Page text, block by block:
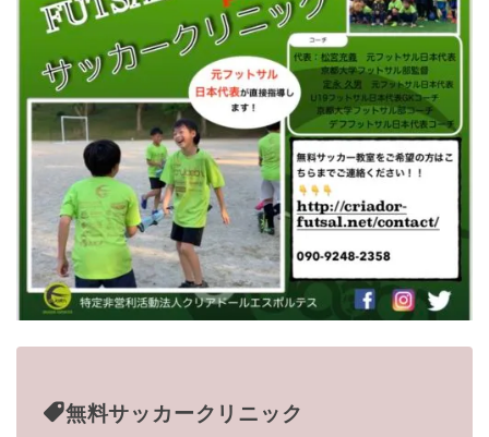
無料サッカークリニック